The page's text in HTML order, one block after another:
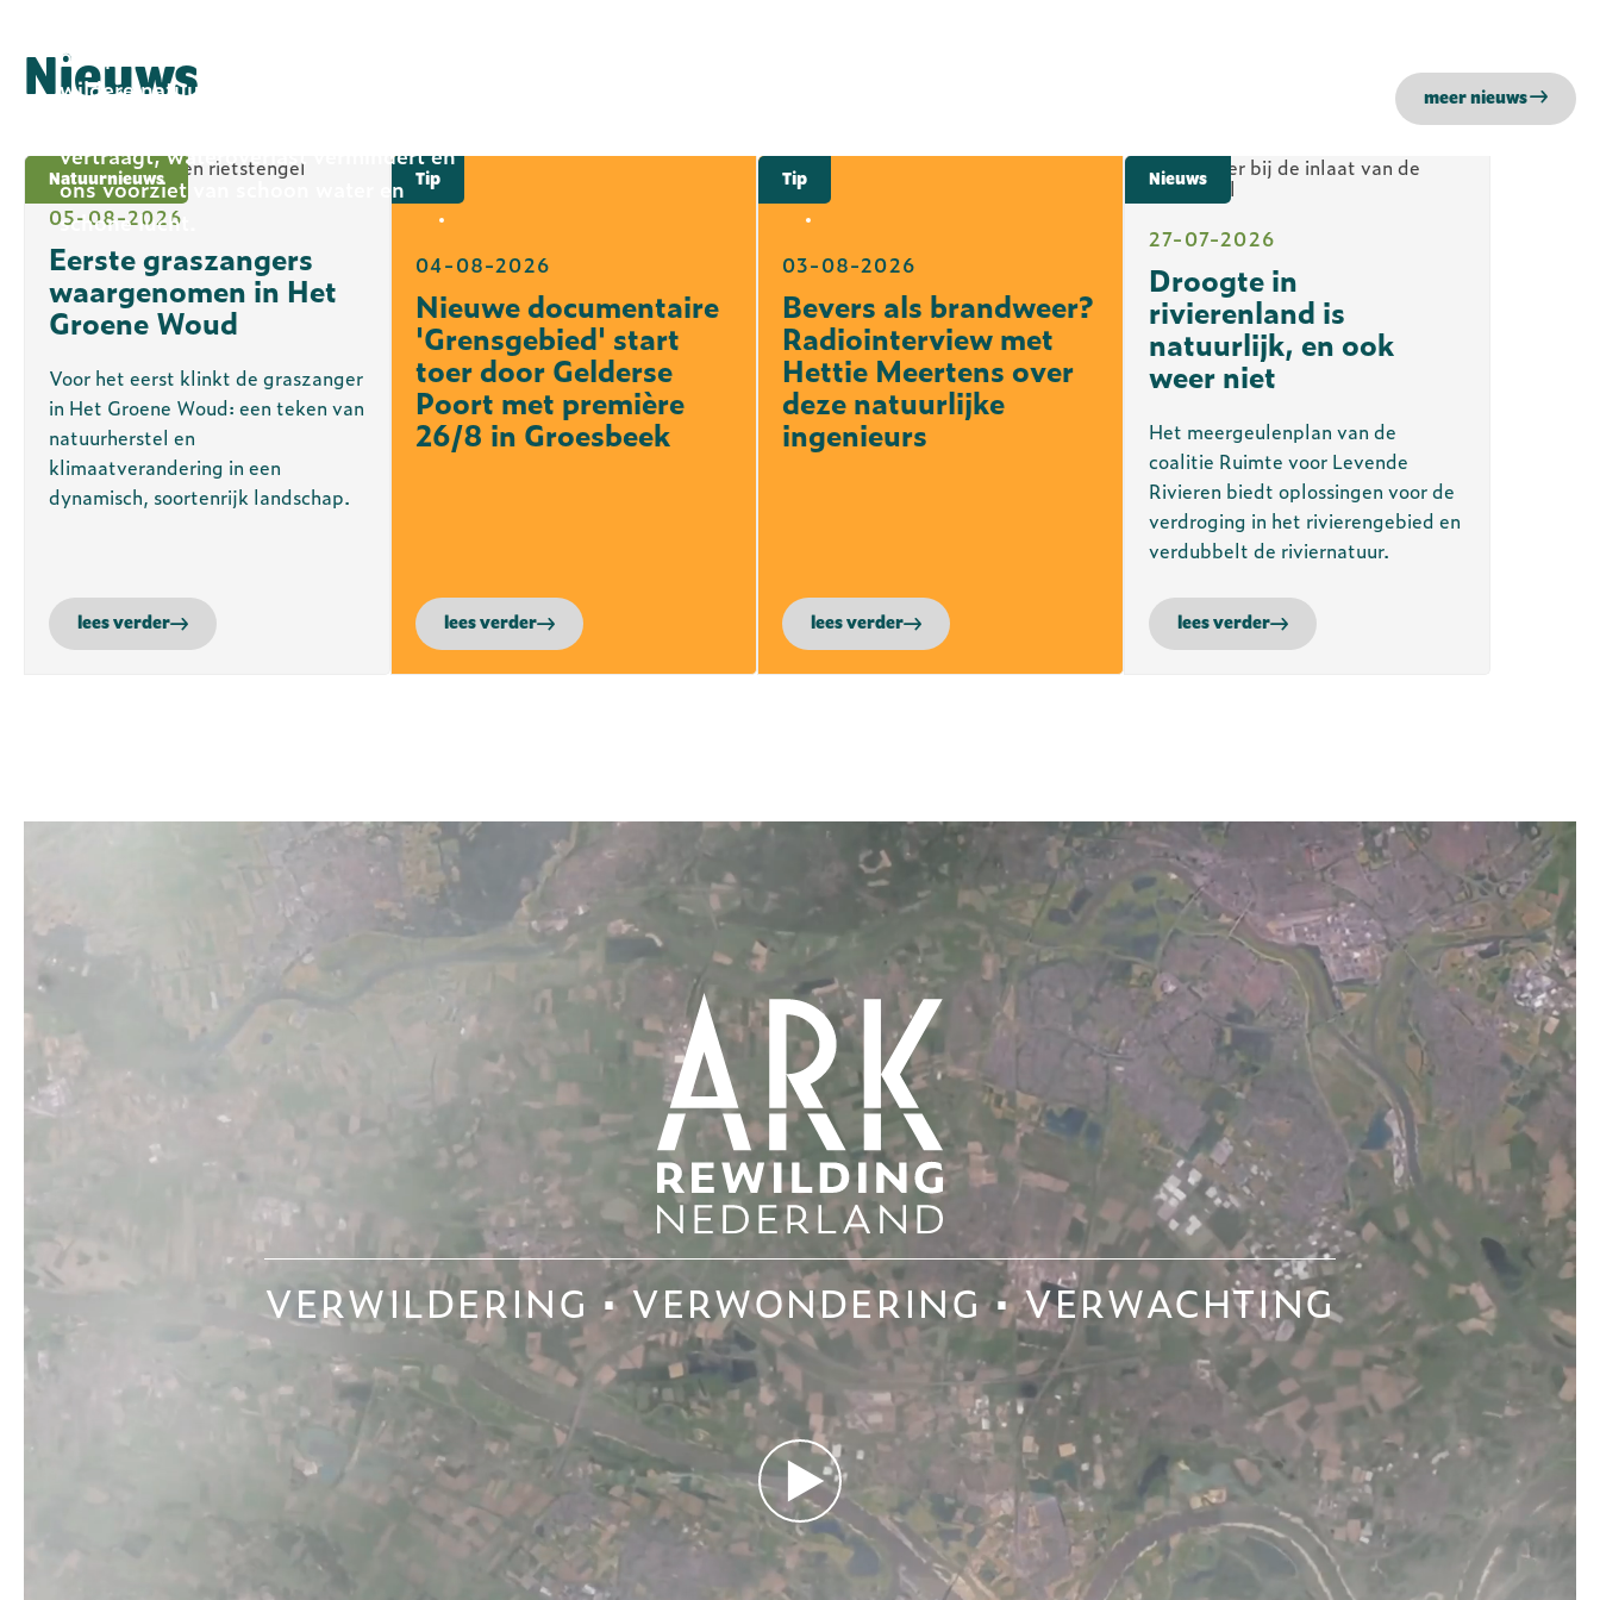
ontspannen. En ook omdat meer en
wildere natuur helpt om soorten te
vertraagt, wateroverlast vermindert en
ons voorziet van schoon water en
schone lucht.
Nieuws meer nieuws
Natuurnieuws
05-08-2026
Eerste graszangers
waargenomen in Het
Groene Woud
Voor het eerst klinkt de graszanger
in Het Groene Woud: een teken van
natuurherstel en
klimaatverandering in een
dynamisch, soortenrijk landschap.
lees verder
Tip
04-08-2026
Nieuwe documentaire
'Grensgebied' start
toer door Gelderse
Poort met première
26/8 in Groesbeek
lees verder
Tip
03-08-2026
Bevers als brandweer?
Radiointerview met
Hettie Meertens over
deze natuurlijke
ingenieurs
lees verder
Nieuws
27-07-2026
Droogte in
rivierenland is
natuurlijk, en ook
weer niet
Het meergeulenplan van de
coalitie Ruimte voor Levende
Rivieren biedt oplossingen voor de
verdroging in het rivierengebied en
verdubbelt de riviernatuur.
lees verder
VERWILDERING • VERWONDERING • VERWACHTING